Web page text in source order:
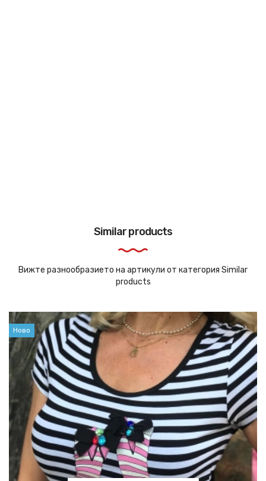
Similar products
Вижте разнообразието на артикули от категория Similar
products
Ново